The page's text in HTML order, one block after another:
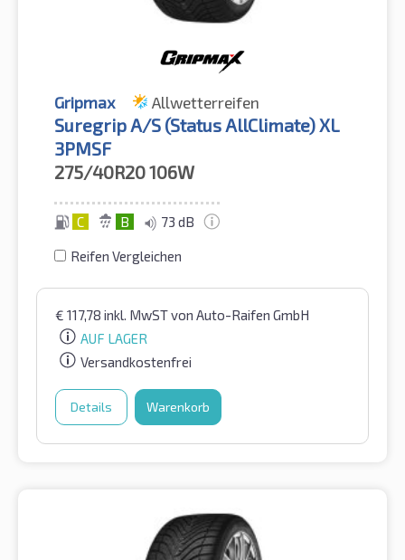
Gripmax Allwetterreifen
Suregrip A/S (Status AllClimate) XL
3PMSF
275/40R20106W
C B 73 dB
Reifen Vergleichen
€ 117,78 inkl. MwSTvon Auto-Raifen GmbH
AUF LAGER
Versandkostenfrei
Details Warenkorb